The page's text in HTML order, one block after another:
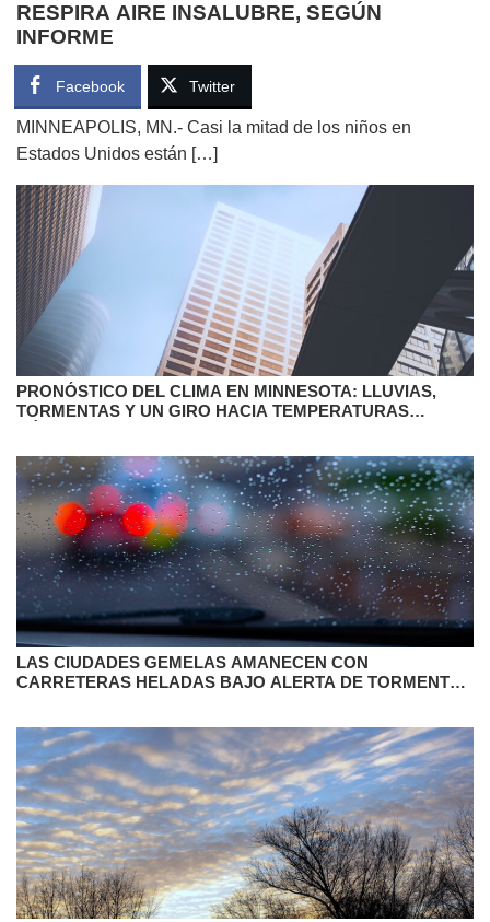
RESPIRA AIRE INSALUBRE, SEGÚN
INFORME
Facebook Twitter
MINNEAPOLIS, MN.- Casi la mitad de los niños en
Estados Unidos están […]
PRONÓSTICO DEL CLIMA EN MINNESOTA: LLUVIAS,
TORMENTAS Y UN GIRO HACIA TEMPERATURAS
LAS CIUDADES GEMELAS AMANECEN CON
CARRETERAS HELADAS BAJO ALERTA DE TORMENTA